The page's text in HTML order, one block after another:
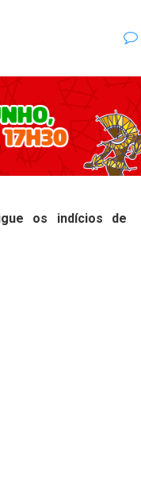
os indícios de